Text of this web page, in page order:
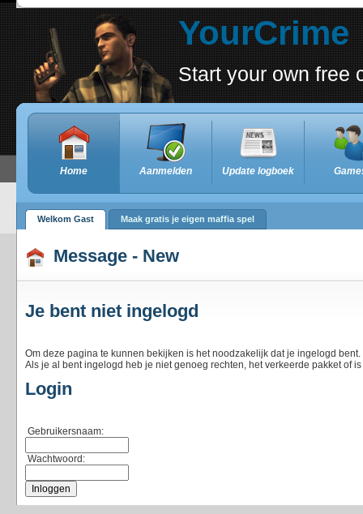
YourCrime
Start your own free
Home Aanmelden Update logboek
Welkom Gast Maak gratis je eigen maffia spel
Message - New
Je bent niet ingelogd
Om deze pagina te kunnen bekijken is het noodzakelijk dat je ingelogd bent.
Als je al bent ingelogd heb je niet genoeg rechten, het verkeerde pakket of
Login
Gebruikersnaam:
Wachtwoord: